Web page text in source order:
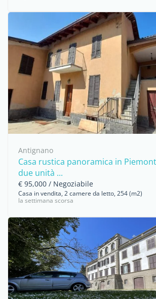
Antignano
Casa rustica panoramica in
due unità ...
€ 95,000 / Negoziabile
Casa in vendita, 2 camere da letto, 254 (m2)
la settimana scorsa